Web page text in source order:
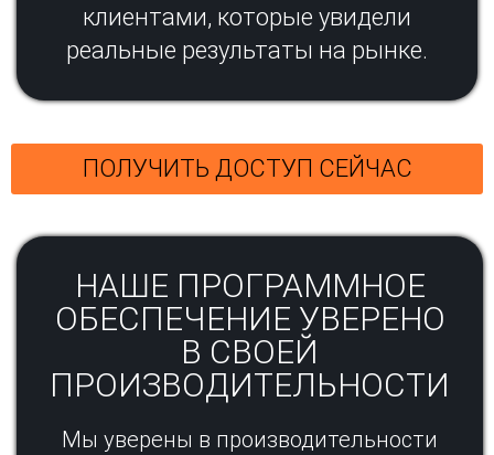
клиентами, которые увидели
реальные результаты на рынке.
ПОЛУЧИТЬ ДОСТУП СЕЙЧАС
Мы уверены в производительности
НАШЕ ПРОГРАММНОЕ
ОБЕСПЕЧЕНИЕ УВЕРЕНО
В СВОЕЙ
ПРОИЗВОДИТЕЛЬНОСТИ​